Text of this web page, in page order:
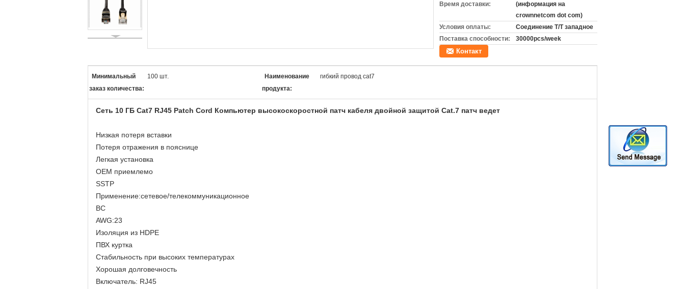
Время доставки:
(информация на
crownnetcom dot com)
Условия оплаты:
Соединение T/T западное
Поставка способности:
30000pcs/week
Контакт
Минимальный
заказ количества:
100 шт.
Наименование
продукта:
гибкий провод cat7
Сеть 10 ГБ Cat7 RJ45 Patch Cord Компьютер высокоскоростной патч кабеля двойной защитой Cat.7 патч ведет
Низкая потеря вставки
Потеря отражения в пояснице
Легкая установка
OEM приемлемо
SSTP
Применение:сетевое/телекоммуникационное
BC
AWG:23
Изоляция из HDPE
ПВХ куртка
Стабильность при высоких температурах
Хорошая долговечность
Включатель: RJ45